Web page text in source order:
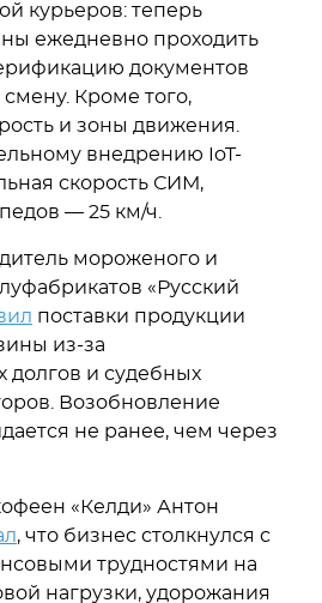
курьеров: теперь
ежедневно проходить
документов
Кроме того,
и зоны движения.
внедрению IoT-
скорость СИМ,
— 25 км/ч.
мороженого и
«Русский
поставки продукции
из-за
и судебных
Возобновление
не ранее, чем через
«Келди» Антон
, что бизнес столкнулся с
трудностями на
нагрузки, удорожания